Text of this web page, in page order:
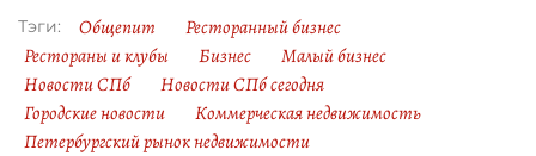
Тэги: Общепит
Ресторанный бизнес
Рестораны и клубы
Бизнес
Малый бизнес
Новости СПб
Новости СПб сегодня
Городские новости
Коммерческая недвижимость
Петербургский рынок недвижимости